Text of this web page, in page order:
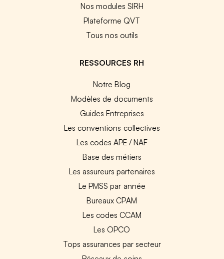
Nos modules SIRH
Plateforme QVT
Tous nos outils
RESSOURCES RH
Notre Blog
Modèles de documents
Guides Entreprises
Les conventions collectives
Les codes APE / NAF
Base des métiers
Les assureurs partenaires
Le PMSS par année
Bureaux CPAM
Les codes CCAM
Les OPCO
Tops assurances par secteur